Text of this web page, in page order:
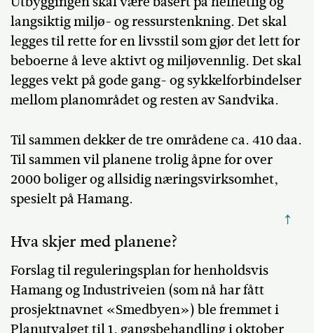
langsiktig miljø- og ressurstenkning. Det skal
legges til rette for en livsstil som gjør det lett for
beboerne å leve aktivt og miljøvennlig. Det skal
legges vekt på gode gang- og sykkelforbindelser
mellom planområdet og resten av Sandvika.
Til sammen dekker de tre områdene ca. 410 daa.
Til sammen vil planene trolig åpne for over
2000 boliger og allsidig næringsvirksomhet,
spesielt på Hamang.
↑
Hva skjer med planene?
Forslag til reguleringsplan for henholdsvis
Hamang og Industriveien (som nå har fått
prosjektnavnet «Smedbyen») ble fremmet i
Planutvalget til 1. gangsbehandling i oktober